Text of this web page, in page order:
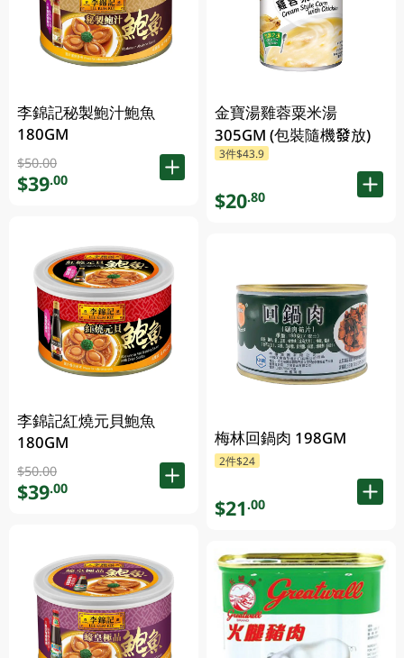
李錦記秘製鮑汁鮑魚
180GM
$50.00
$39.00
李錦記紅燒元貝鮑魚
180GM
$50.00
$39.00
金寶湯雞蓉粟米湯
305GM (包裝隨機發放)
3件$43.9
$20.80
梅林回鍋肉 198GM
2件$24
$21.00